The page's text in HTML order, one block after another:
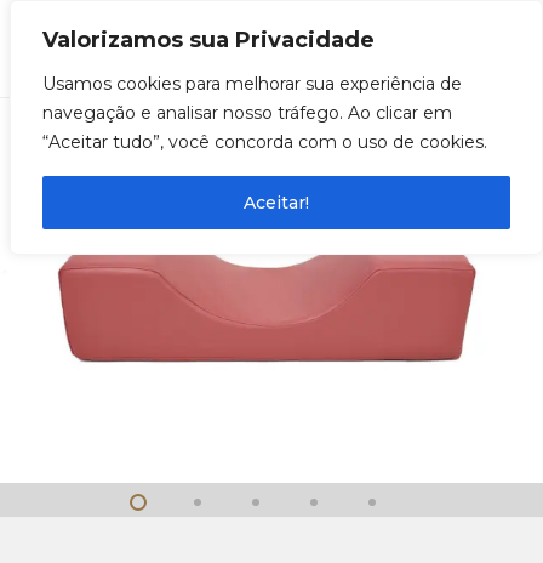
Valorizamos sua Privacidade
Usamos cookies para melhorar sua experiência de
navegação e analisar nosso tráfego. Ao clicar em
“Aceitar tudo”, você concorda com o uso de cookies.
Aceitar!